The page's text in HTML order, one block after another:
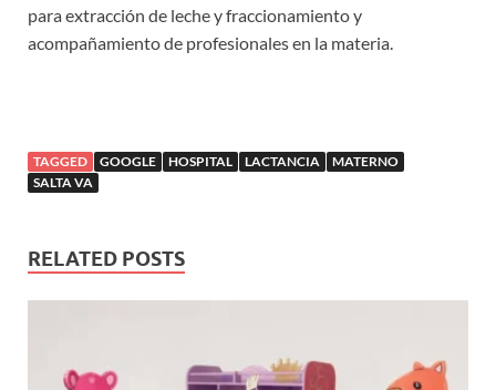
para extracción de leche y fraccionamiento y
acompañamiento de profesionales en la materia.
TAGGED GOOGLE HOSPITAL LACTANCIA
MATERNO
SALTA VA
RELATED POSTS